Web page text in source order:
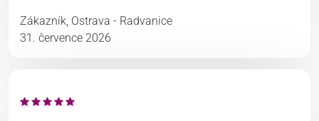
Zákazník, Ostrava - Radvanice
31. července 2026